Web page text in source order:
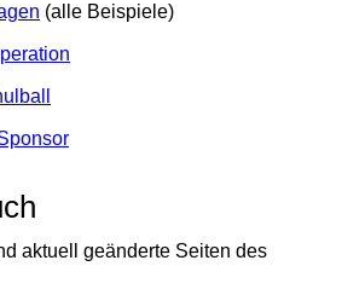
(alle Beispiele)
aktuell geänderte Seiten des